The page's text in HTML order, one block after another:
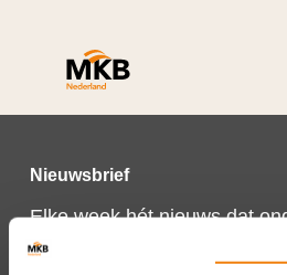
Nieuwsbrief
Elke week hét nieuws dat
Schrijf je nu in voor de
nieuwsbrief.